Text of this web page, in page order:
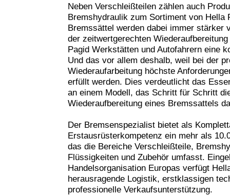
Neben Verschleißteilen zählen auch
Bremshydraulik zum Sortiment von Hella
Bremssättel werden dabei immer stärker
der zeitwertgerechten
Pagid Werkstätten und Autofahrern eine
Und das vor allem deshalb, weil bei der
Wiederaufarbeitung höchste
erfüllt werden. Dies verdeutlicht das
an einem Modell, das Schritt für Schritt
Wiederaufbereitung eines Bremssattels
Der Bremsenspezialist bietet als
Erstausrüsterkompetenz ein mehr als
das die Bereiche Verschleißteile,
Flüssigkeiten und Zubehör umfasst.
Handelsorganisation Europas verfügt
herausragende Logistik, erstklassigen
professionelle Verkaufsunterstützung.